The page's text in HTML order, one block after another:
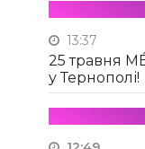
13:37
25 травня
у Тернополі!